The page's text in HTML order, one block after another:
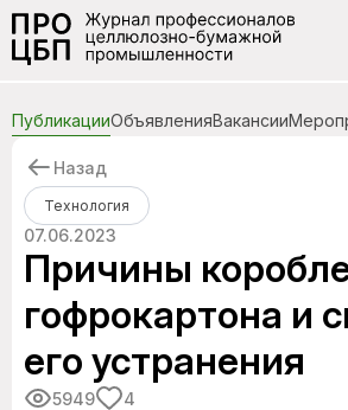
ПубликацииОбъявленияВакансии
Технология
Назад
07.06.2023
Причины
гофрокартона и
его устранения
5949 4